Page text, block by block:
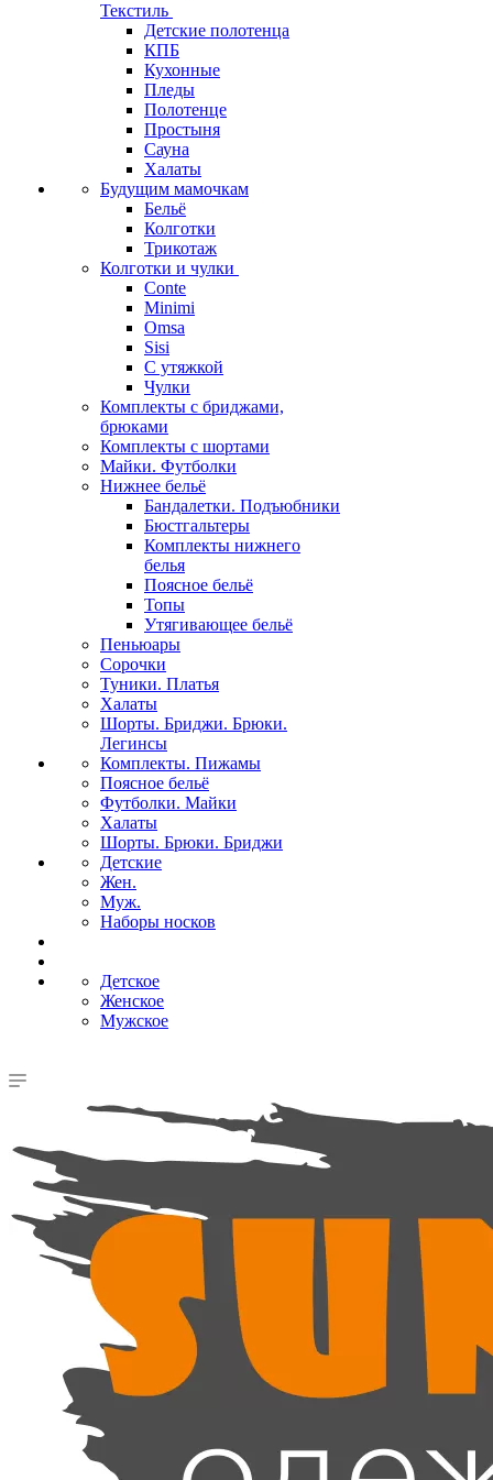
Текстиль
Детские полотенца
КПБ
Кухонные
Пледы
Полотенце
Простыня
Сауна
Халаты
Будущим мамочкам
Бельё
Колготки
Трикотаж
Колготки и чулки
Conte
Minimi
Omsa
Sisi
С утяжкой
Чулки
Комплекты с бриджами,
брюками
Комплекты с шортами
Майки. Футболки
Нижнее бельё
Бандалетки. Подъюбники
Бюстгальтеры
Комплекты нижнего
белья
Поясное бельё
Топы
Утягивающее бельё
Пеньюары
Сорочки
Туники. Платья
Халаты
Шорты. Бриджи. Брюки.
Легинсы
Комплекты. Пижамы
Поясное бельё
Футболки. Майки
Халаты
Шорты. Брюки. Бриджи
Детские
Жен.
Муж.
Наборы носков
Детское
Женское
Мужское